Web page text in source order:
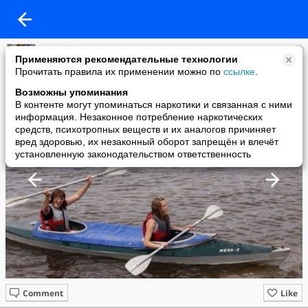
Применяются рекомендательные технологии
Прочитать правила их применении можно по ссылке
Возможны упоминания
В контенте могут упоминаться наркотики и связанная с ними
информация. Незаконное потребление наркотических
средств, психотропных веществ и их аналогов причиняет
вред здоровью, их незаконный оборот запрещён и влечёт
установленную законодательством ответственность
LeGEVika
added a photo
14 Sep в 10:48
Like
Comment